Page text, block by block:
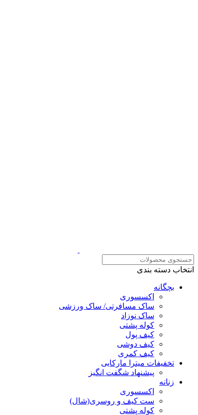
انتخاب دسته بندی
بچگانه
اکسسوری
ساک مسافرتی/ ساک ورزشی
ساک نوزاد
کوله پشتی
کیف پول
کیف دوشی
کیف کمری
تخفیفات میترا مارکایی
پیشنهاد شگفت انگیز
زنانه
اکسسوری
ست کیف و روسری(شال)
کوله پشتی